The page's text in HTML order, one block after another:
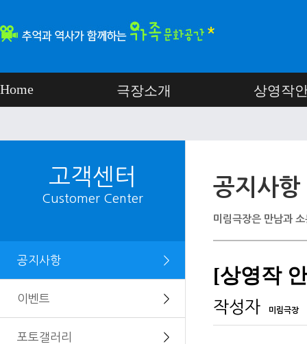
Home 극장소개 상영작
고객센터
Customer Center
공지사항 ＞
이벤트 ＞
포토갤러리 ＞
공지사항
미림극장은 만남과
[상영작
작성자 미림극장